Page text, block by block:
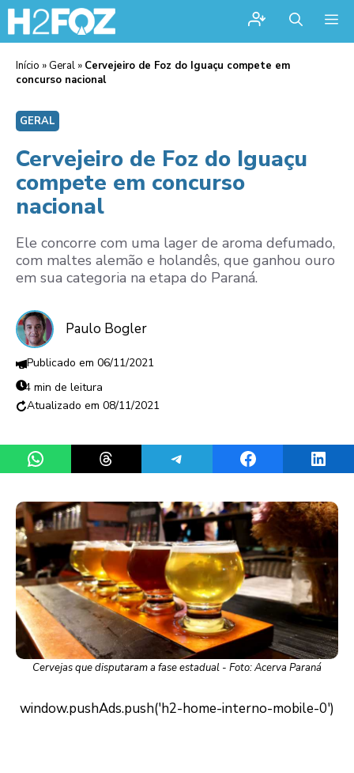
Início » Geral » Cervejeiro de Foz do Iguaçu compete em
concurso nacional
GERAL
Cervejeiro de Foz do Iguaçu
compete em concurso
nacional
Ele concorre com uma lager de aroma defumado,
com maltes alemão e holandês, que ganhou ouro
em sua categoria na etapa do Paraná.
Paulo Bogler
06/11/2021
4 min de leitura
08/11/2021
Share on WhatsAppShare on ThreadsShare on TelegramShare on Facebook
Cervejas que disputaram a fase estadual - Foto: Acerva Paraná